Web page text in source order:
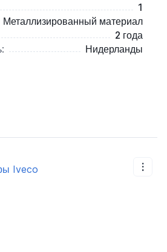
1
Металлизированный материал
2 года
Нидерланды